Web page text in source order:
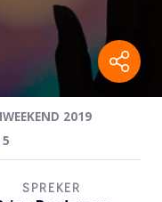
2019
SPREKER